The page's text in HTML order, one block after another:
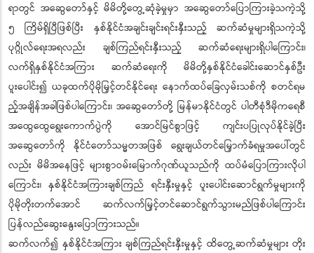
ရာတွင် အဆွေတော်နှင့် မိမိတို့တွေ့ဆုံခဲ့မှုမှာ အဆွေတော်ပြောကြားခဲ့သကဲ့သို့
၅ ကြိမ်ရှိပြီဖြစ်ပြီး နှစ်နိုင်ငံအချင်းချင်းရင်းနှီးသည့် ဆက်ဆံမှုများရှိသကဲ့သို့
ပုဂ္ဂိုလ်ရေးအရလည်း ချစ်ကြည်ရင်းနှီးသည့် ဆက်ဆံရေးများရှိပါကြောင်း၊
လက်ရှိနှစ်နိုင်ငံအကြား ဆက်ဆံရေးကို မိမိတို့နှစ်နိုင်ငံခေါင်းဆောင်နှစ်ဦး
ပူးပေါင်း၍ ယခုထက်ပိုမိုမြှင့်တင်နိုင်ရေး နောက်ထပ်ခြေလှမ်းသစ်ကို စတင်ရမ
ည့်အချိန်အခါဖြစ်ပါကြောင်း၊ အဆွေတော်တို့ မြန်မာနိုင်ငံတွင် ပါတီစုံဒီမိုကရေစီ
အထွေထွေရွေးကောက်ပွဲကို အောင်မြင်စွာဖြင့် ကျင်းပပြုလုပ်နိုင်ခဲ့ပြီး
အဆွေတော်ကို နိုင်ငံတော်သမ္မတအဖြစ် ရွေးချယ်တင်မြှောက်ခံရမှုအပေါ်တွင်
လည်း မိမိအနေဖြင့် များစွာဝမ်းမြောက်ဂုဏ်ယူသည်ကို ထပ်မံပြောကြားလိုပါ
ကြောင်း၊ နှစ်နိုင်ငံအကြားချစ်ကြည် ရင်းနှီးမှုနှင့် ပူးပေါင်းဆောင်ရွက်မှုများကို
ပိုမိုတိုးတက်အောင် ဆက်လက်မြှင့်တင်ဆောင်ရွက်သွားမည်ဖြစ်ပါကြောင်း
ပြန်လည်ဆွေးနွေးပြောကြားသည်။
ဆက်လက်၍ နှစ်နိုင်ငံအကြား ချစ်ကြည်ရင်းနှီးမှုနှင့် ထိတွေ့ဆက်ဆံမှုများ တိုး